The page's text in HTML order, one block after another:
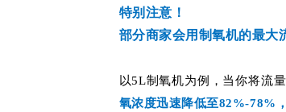
特别注意！
部分商家会用制氧机的最大
以5L制氧机为例，当你将流
氧浓度迅速降低至82%-78%